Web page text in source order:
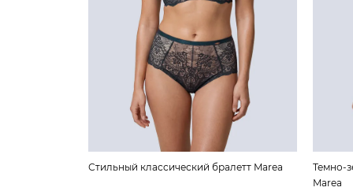
Стильный классический бралетт Marea
Темно-
Marea